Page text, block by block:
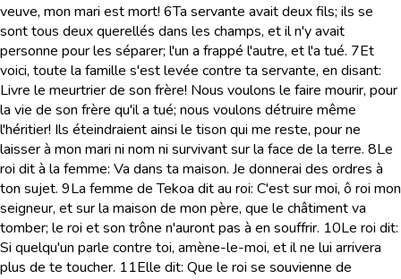
veuve, mon mari est mort! 6Ta servante avait deux fils; ils se
sont tous deux querellés dans les champs, et il n'y avait
personne pour les séparer; l'un a frappé l'autre, et l'a tué. 7Et
voici, toute la famille s'est levée contre ta servante, en disant:
Livre le meurtrier de son frère! Nous voulons le faire mourir, pour
la vie de son frère qu'il a tué; nous voulons détruire même
l'héritier! Ils éteindraient ainsi le tison qui me reste, pour ne
laisser à mon mari ni nom ni survivant sur la face de la terre. 8Le
roi dit à la femme: Va dans ta maison. Je donnerai des ordres à
ton sujet. 9La femme de Tekoa dit au roi: C'est sur moi, ô roi mon
seigneur, et sur la maison de mon père, que le châtiment va
tomber; le roi et son trône n'auront pas à en souffrir. 10Le roi dit:
Si quelqu'un parle contre toi, amène-le-moi, et il ne lui arrivera
plus de te toucher. 11Elle dit: Que le roi se souvienne de